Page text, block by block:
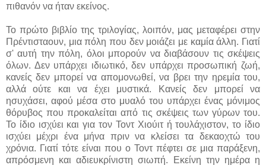
πιθανόν να ήταν εκείνος.
Το πρώτο βιβλίο της τριλογίας, λοιπόν, μας μεταφέρει στην
Πρέντισταουν, μια πόλη που δεν μοιάζει με καμία άλλη. Γιατί
σ' αυτή την πόλη, όλοι μπορούν να διαβάσουν τις σκέψεις
όλων. Δεν υπάρχει ιδιωτικό, δεν υπάρχει προσωπική ζωή,
κανείς δεν μπορεί να απομονωθεί, να βρει την ηρεμία του,
αλλά ούτε και να έχει μυστικά. Κανείς δεν μπορεί να
ησυχάσει, αφού μέσα στο μυαλό του υπάρχει ένας μόνιμος
θόρυβος που προκαλείται από τις σκέψεις των γύρων του.
Το ίδιο ισχύει και για τον Τοντ Χιούιτ ή τουλάχιστον, το ίδιο
ισχύει μέχρι ένα μήνα πριν να κλείσει τα δεκαοχτώ του
χρόνια. Γιατί τότε είναι που ο Τοντ πέφτει σε μια παράξενη,
απρόσμενη και αδιευκρίνιστη σιωπή. Εκείνη την ημέρα η